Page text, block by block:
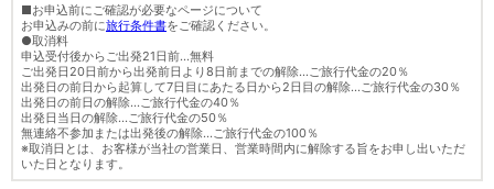
■お申込前にご確認が必要なページについて
お申込みの前に旅行条件書をご確認ください。
●取消料
申込受付後からご出発21日前…無料
ご出発日20日前から出発前日より8日前までの解除…ご旅行代金の20％
出発日の前日から起算して7日目にあたる日から2日目の解除…ご旅行代金の30％
出発日の前日の解除…ご旅行代金の40％
出発日当日の解除…ご旅行代金の50％
無連絡不参加または出発後の解除…ご旅行代金の100％
※取消日とは、お客様が当社の営業日、営業時間内に解除する旨をお申し出いただ
いた日となります。